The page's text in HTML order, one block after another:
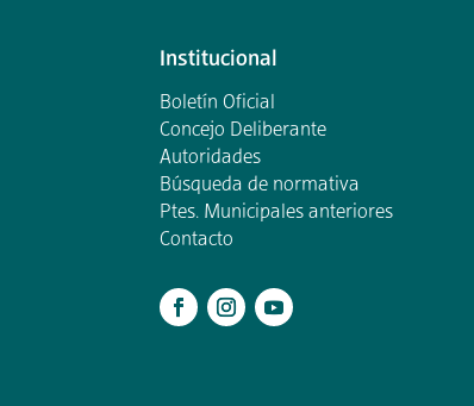
Institucional
Boletín Oficial
Concejo Deliberante
Autoridades
Búsqueda de normativa
Ptes. Municipales anteriores
Contacto